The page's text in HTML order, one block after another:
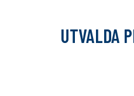
UTVALDA